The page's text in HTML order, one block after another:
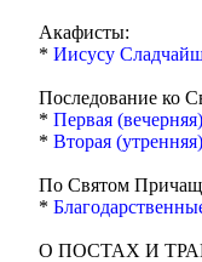
Акафисты:
* Иисусу
Последование ко
* Первая
* Вторая
По Святом
*
О ПОСТАХ И